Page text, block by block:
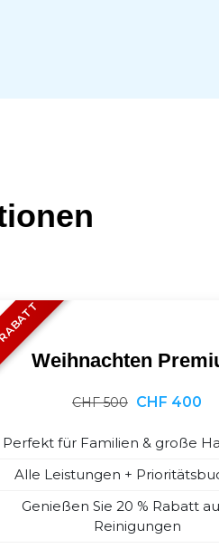
Weihnachten
CHF 500 CHF 400
Perfekt für Familien & große
Alle Leistungen +
Genießen Sie 20 % Rabatt
Reinigungen